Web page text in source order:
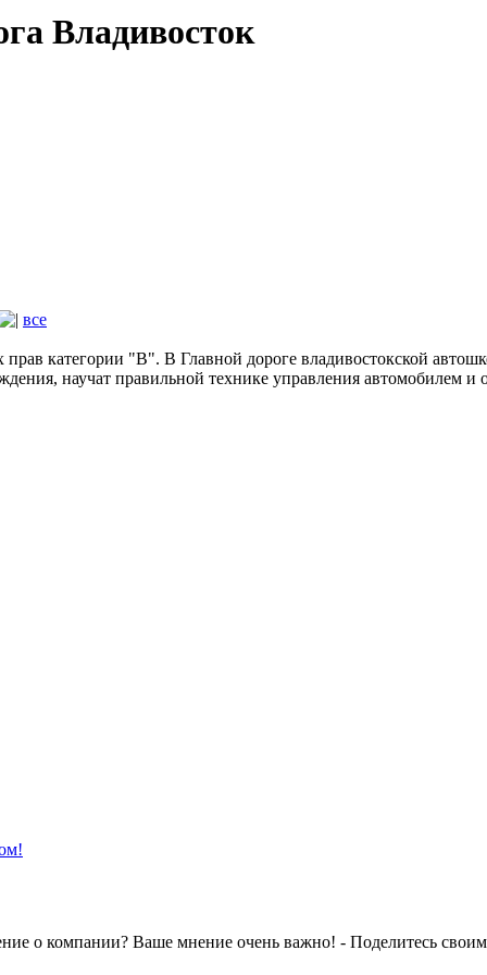
Владивосток
все
категории "B". В Главной дороге владивостокской
научат правильной технике управления автомобилем и
о компании? Ваше мнение очень важно! - Поделитесь